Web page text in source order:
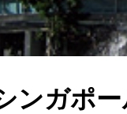
ンガポ